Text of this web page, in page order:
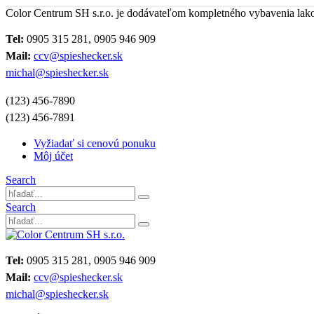
Color Centrum SH s.r.o. je dodávateľom kompletného vybavenia
Tel: 0905 315 281, 0905 946 909
Mail: ccv@spieshecker.sk
michal@spieshecker.sk
(123) 456-7890
(123) 456-7891
Vyžiadať si cenovú ponuku
Môj účet
Search
Search
Tel: 0905 315 281, 0905 946 909
Mail: ccv@spieshecker.sk
michal@spieshecker.sk